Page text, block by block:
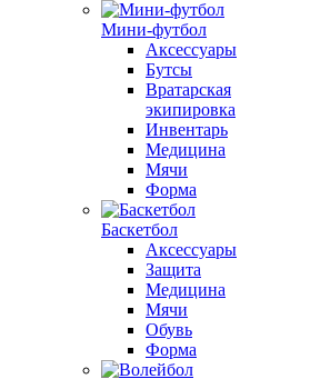
Мини-футбол
Аксессуары
Бутсы
Вратарская
экипировка
Инвентарь
Медицина
Мячи
Форма
Баскетбол
Аксессуары
Защита
Медицина
Мячи
Обувь
Форма